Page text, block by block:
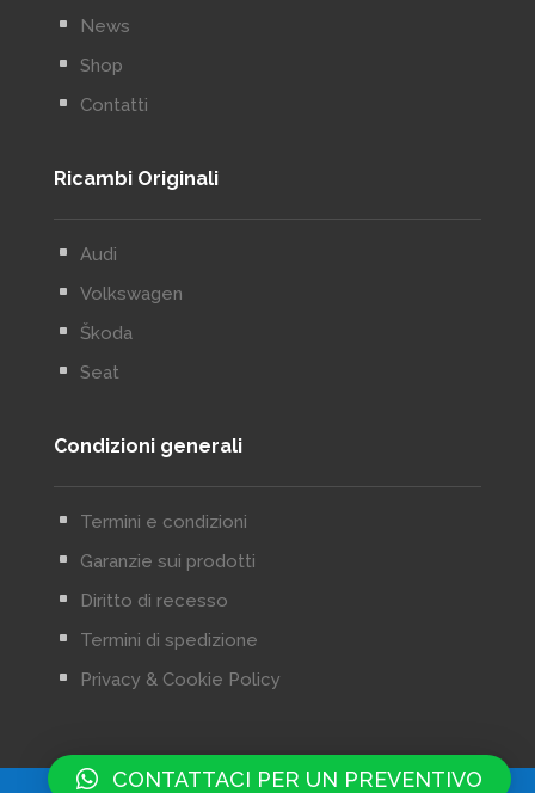
^ News
^ Shop
^ Contatti
Ricambi Originali
^ Audi
^ Volkswagen
^ Škoda
^ Seat
Condizioni generali
^ Termini e condizioni
^ Garanzie sui prodotti
^ Diritto di recesso
^ Termini di spedizione
^ Privacy & Cookie Policy
CONTATTACI PER UN PREVENTIVO